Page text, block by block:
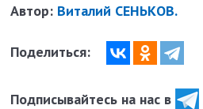
Автор: Виталий СЕНЬКОВ.
Поделиться:
Подписывайтесь на нас в